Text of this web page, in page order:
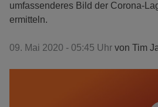
umfassenderes Bild der Corona-
ermitteln.
09. Mai 2020 - 05:45 Uhr von Tim